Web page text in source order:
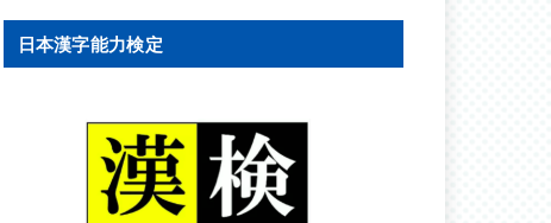
日本漢字能力検定